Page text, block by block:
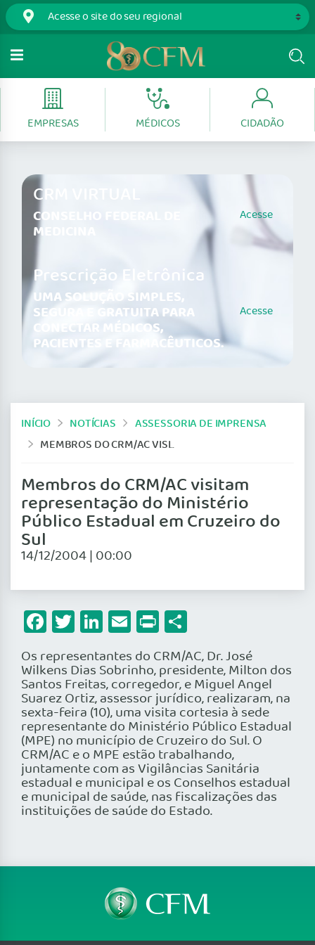
EMPRESAS MÉDICOS CIDADÃO
CRM VIRTUAL
CONSELHO FEDERAL DE
MEDICINA
Acesse
Prescrição Eletrônica
UMA SOLUÇÃO SIMPLES,
SEGURA E GRATUITA PARA
CONECTAR MÉDICOS,
PACIENTES E FARMACÊUTICOS.
Acesse
INÍCIO NOTÍCIAS
ASSESSORIA DE IMPRENSA
MEMBROS DO CRM/AC VISITAM REPRESENTAÇÃO DO MINISTÉRIO PÚBLICO ESTADUAL EM CRUZEIRO DO SUL
Membros do CRM/AC visitam
representação do Ministério
Público Estadual em Cruzeiro do
Sul
14/12/2004 | 00:00
Facebook
Twitter
LinkedIn
Email
Print
Os representantes do CRM/AC, Dr. José
Wilkens Dias Sobrinho, presidente, Milton dos
Santos Freitas, corregedor, e Miguel Angel
Suarez Ortiz, assessor jurídico, realizaram, na
sexta-feira (10), uma visita cortesia à sede
representante do Ministério Público Estadual
(MPE) no município de Cruzeiro do Sul. O
CRM/AC e o MPE estão trabalhando,
juntamente com as Vigilâncias Sanitária
estadual e municipal e os Conselhos estadual
e municipal de saúde, nas fiscalizações das
instituições de saúde do Estado.